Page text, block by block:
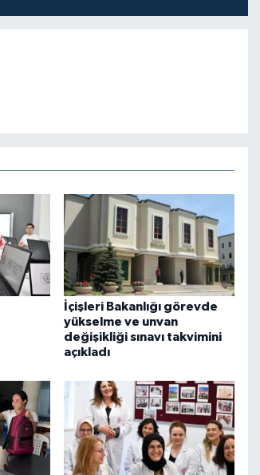
İçişleri Bakanlığı görevde
yükselme ve unvan
değişikliği sınavı takvimini
açıkladı